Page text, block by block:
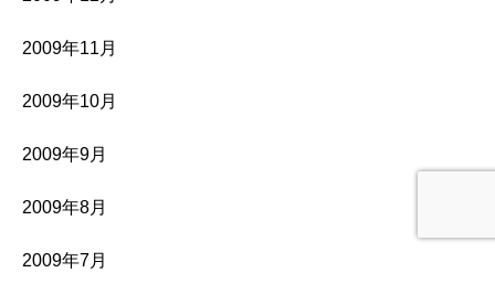
2009年11月
2009年10月
2009年9月
2009年8月
2009年7月